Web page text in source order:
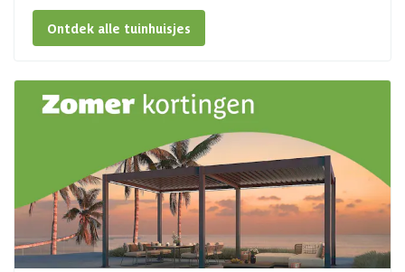
Ontdek alle tuinhuisjes